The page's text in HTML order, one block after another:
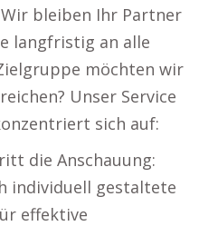
bleiben Ihr Partner
langfristig an alle
möchten wir
Unser Service
sich auf:
die Anschauung:
individuell gestaltete
effektive